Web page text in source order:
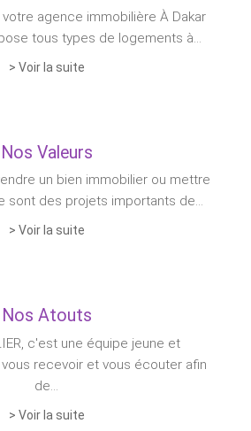
votre agence immobilière À Dakar
tous types de logements à...
> Voir la suite
Nos Valeurs
un bien immobilier ou mettre
sont des projets importants de...
> Voir la suite
Nos Atouts
c'est une équipe jeune et
recevoir et vous écouter afin
de...
> Voir la suite